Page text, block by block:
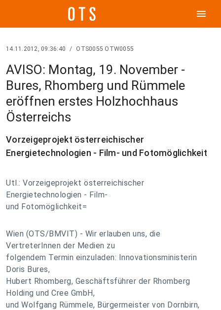
menu
14.11.2012, 09:36:40 / OTS0055 OTW0055
AVISO: Montag, 19. November -
Bures, Rhomberg und Rümmele
eröffnen erstes Holzhochhaus
Österreichs
Vorzeigeprojekt österreichischer
Energietechnologien - Film- und Fotomöglichkeit
Utl.: Vorzeigeprojekt österreichischer
Energietechnologien - Film-
und Fotomöglichkeit=
Wien (OTS/BMVIT) - Wir erlauben uns, die
VertreterInnen der Medien zu
folgendem Termin einzuladen: Innovationsministerin
Doris Bures,
Hubert Rhomberg, Geschäftsführer der Rhomberg
Holding und Cree GmbH,
und Wolfgang Rümmele, Bürgermeister von Dornbirn,